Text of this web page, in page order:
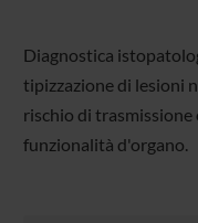
Diagnostica
tipizzazione di lesioni
rischio di trasmissione
funzionalità d'organo.